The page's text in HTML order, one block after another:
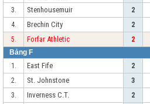
3.
Stenhousemuir 2
4.
Brechin City 2
5.
Forfar Athletic 2
Bảng F
1.
East Fife 2
2.
St. Johnstone 3
3.
Inverness C.T. 2